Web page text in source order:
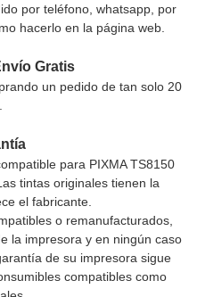
por teléfono, whatsapp, por
hacerlo en la página web.
Gratis
un pedido de tan solo 20
para PIXMA TS8150
tintas originales tienen la
el fabricante.
o remanufacturados,
la impresora y en ningún caso
de su impresora sigue
compatibles como